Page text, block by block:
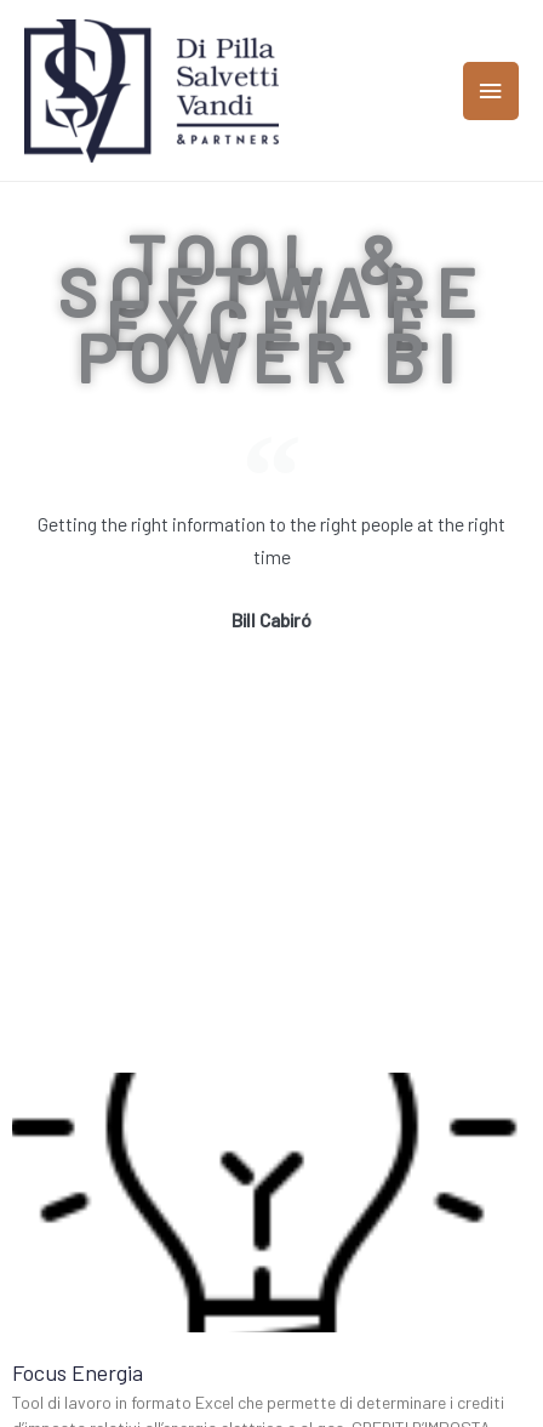
contenuto
TOOL &
SOFTWARE
EXCEL E
POWER BI
Getting the right information to the right people at the right
time
Bill Cabiró
Focus Energia
Tool di lavoro in formato Excel che permette di determinare i crediti